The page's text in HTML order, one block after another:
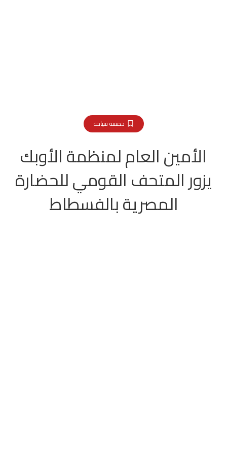
خمسة سياحة
الأمين العام لمنظمة الأوبك
يزور المتحف القومي للحضارة
المصرية بالفسطاط